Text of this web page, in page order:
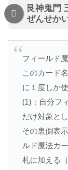
艮神鬼門
ぜんせかい
フィールド
このカード
に１度しか
(1)：自分フ
だけ対象と
その裏側表
ルド魔法カ
札に加える